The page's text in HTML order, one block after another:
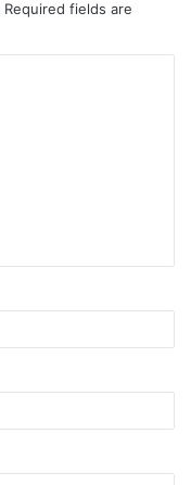
Required fields are